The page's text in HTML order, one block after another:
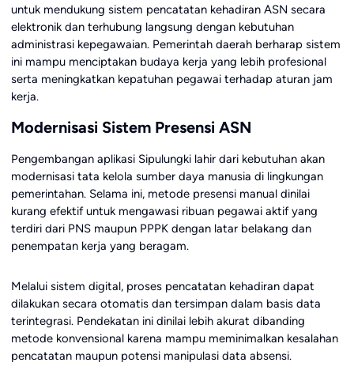
untuk mendukung sistem pencatatan kehadiran ASN secara
elektronik dan terhubung langsung dengan kebutuhan
administrasi kepegawaian. Pemerintah daerah berharap sistem
ini mampu menciptakan budaya kerja yang lebih profesional
serta meningkatkan kepatuhan pegawai terhadap aturan jam
kerja.
Modernisasi Sistem Presensi ASN
Pengembangan aplikasi Sipulungki lahir dari kebutuhan akan
modernisasi tata kelola sumber daya manusia di lingkungan
pemerintahan. Selama ini, metode presensi manual dinilai
kurang efektif untuk mengawasi ribuan pegawai aktif yang
terdiri dari PNS maupun PPPK dengan latar belakang dan
penempatan kerja yang beragam.
Melalui sistem digital, proses pencatatan kehadiran dapat
dilakukan secara otomatis dan tersimpan dalam basis data
terintegrasi. Pendekatan ini dinilai lebih akurat dibanding
metode konvensional karena mampu meminimalkan kesalahan
pencatatan maupun potensi manipulasi data absensi.